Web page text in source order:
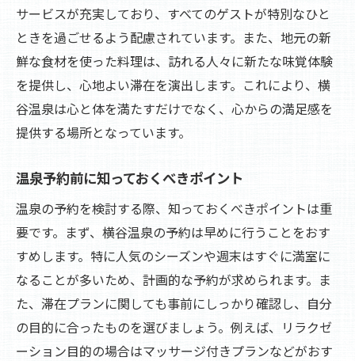
サービスが充実しており、すべてのゲストが特別なひと
ときを過ごせるよう配慮されています。また、地元の新
鮮な食材を使った料理は、訪れる人々に新たな味覚体験
を提供し、心地よい滞在を演出します。これにより、横
谷温泉は心と体を満たすだけでなく、心からの満足感を
提供する場所となっています。
温泉予約前に知っておくべきポイント
温泉の予約を検討する際、知っておくべきポイントは重
要です。まず、横谷温泉の予約は早めに行うことをおす
すめします。特に人気のシーズンや週末はすぐに満室に
なることが多いため、計画的な予約が求められます。ま
た、滞在プランに関しても事前にしっかり確認し、自分
の目的に合ったものを選びましょう。例えば、リラクゼ
ーション目的の場合はマッサージ付きプランなどがおす